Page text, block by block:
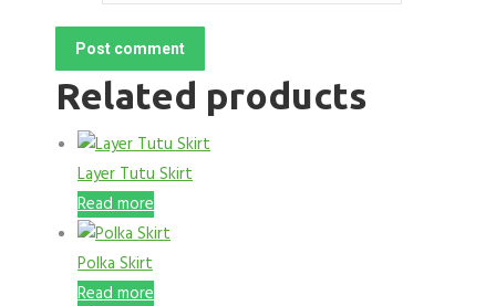
Post comment
Related products
Layer Tutu Skirt
Read more
Polka Skirt
Read more